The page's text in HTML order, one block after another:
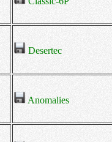
Desertec
Anomalies